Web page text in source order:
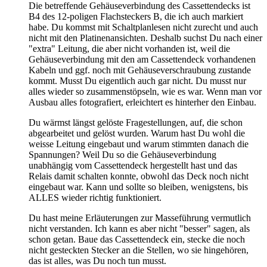
Die betreffende Gehäuseverbindung des Cassettendecks ist
B4 des 12-poligen Flachsteckers B, die ich auch markiert
habe. Du kommst mit Schaltplanlesen nicht zurecht und auch
nicht mit den Platinenansichten. Deshalb suchst Du nach einer
"extra" Leitung, die aber nicht vorhanden ist, weil die
Gehäuseverbindung mit den am Cassettendeck vorhandenen
Kabeln und ggf. noch mit Gehäuseverschraubung zustande
kommt. Musst Du eigentlich auch gar nicht. Du musst nur
alles wieder so zusammenstöpseln, wie es war. Wenn man vor
Ausbau alles fotografiert, erleichtert es hinterher den Einbau.
Du wärmst längst gelöste Fragestellungen, auf, die schon
abgearbeitet und gelöst wurden. Warum hast Du wohl die
weisse Leitung eingebaut und warum stimmten danach die
Spannungen? Weil Du so die Gehäuseverbindung
unabhängig vom Cassettendeck hergestellt hast und das
Relais damit schalten konnte, obwohl das Deck noch nicht
eingebaut war. Kann und sollte so bleiben, wenigstens, bis
ALLES wieder richtig funktioniert.
Du hast meine Erläuterungen zur Masseführung vermutlich
nicht verstanden. Ich kann es aber nicht "besser" sagen, als
schon getan. Baue das Cassettendeck ein, stecke die noch
nicht gesteckten Stecker an die Stellen, wo sie hingehören,
das ist alles, was Du noch tun musst.